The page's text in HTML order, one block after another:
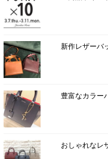
新作レザーバ
豊富なカラー
おしゃれなレ